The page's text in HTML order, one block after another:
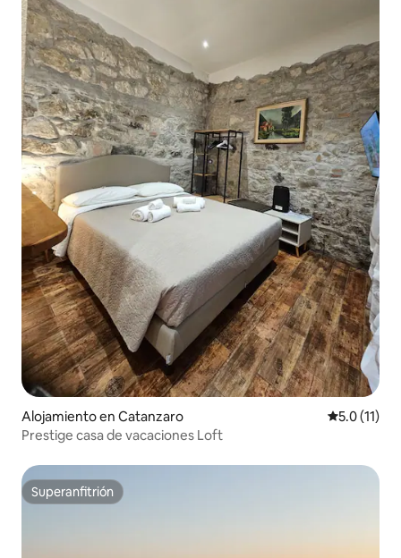
Alojamiento en Catanzaro Calificación
5.0 (11)
Prestige casa de vacaciones Loft
Superanfitrión
Superanfitrión